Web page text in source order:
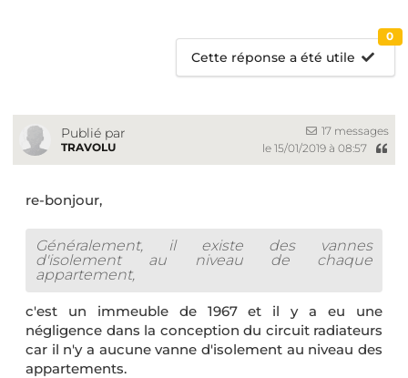
Cette réponse a été utile
0
Publié par
TRAVOLU
17 messages
le 15/01/2019 à 08:57
re-bonjour,
Généralement, il existe des vannes
d'isolement au niveau de chaque
appartement,
c'est un immeuble de 1967 et il y a eu une
négligence dans la conception du circuit radiateurs
car il n'y a aucune vanne d'isolement au niveau des
appartements.